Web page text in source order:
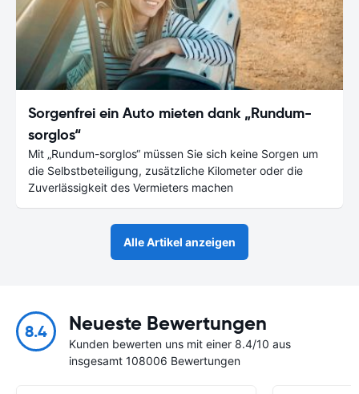
Sorgenfrei ein Auto mieten dank „Rundum-
sorglos“
Mit „Rundum-sorglos“ müssen Sie sich keine Sorgen um
die Selbstbeteiligung, zusätzliche Kilometer oder die
Zuverlässigkeit des Vermieters machen
Alle Artikel anzeigen
8.4 Neueste Bewertungen
Kunden bewerten uns mit einer 8.4/10 aus
insgesamt 108006 Bewertungen